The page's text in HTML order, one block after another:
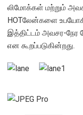
லிமோக்கள் மற்றும்
HOTலேன்களை
இத்திட்டம் அவசர-நேர
என கூறப்படுகின்றது.